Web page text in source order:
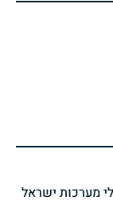
מערכות ישראל